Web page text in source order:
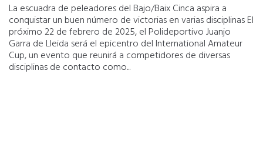
La escuadra de peleadores del Bajo/Baix Cinca aspira a
conquistar un buen número de victorias en varias disciplinas El
próximo 22 de febrero de 2025, el Polideportivo Juanjo
Garra de Lleida será el epicentro del International Amateur
Cup, un evento que reunirá a competidores de diversas
disciplinas de contacto como...